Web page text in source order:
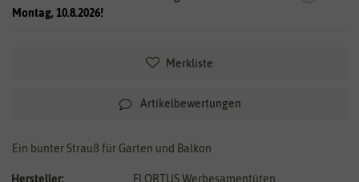
Montag, 10.8.2026!
Merkliste
Artikelbewertungen
Ein bunter Strauß für Garten und Balkon
Hersteller:
FLORTUS Werbesamentüten